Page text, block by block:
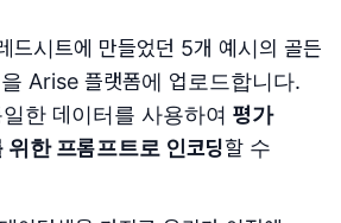
드시트에 만들었던 5개 예시의 골든
Arise 플랫폼에 업로드합니다.
한 데이터를 사용하여 평가
한 프롬프트로 인코딩할 수